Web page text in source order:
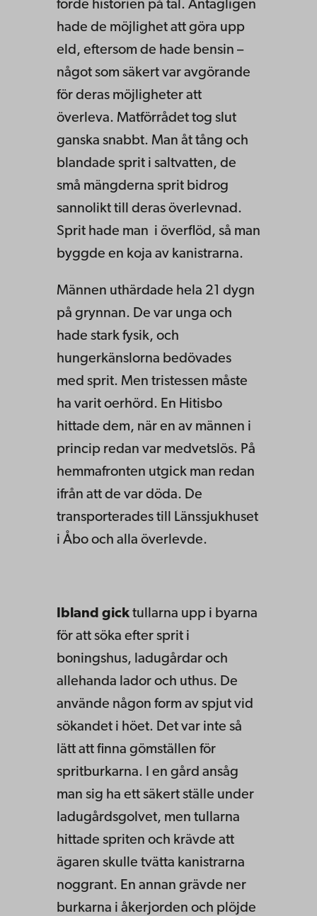
förde historien på tal. Antagligen
hade de möjlighet att göra upp
eld, eftersom de hade bensin –
något som säkert var avgörande
för deras möjligheter att
överleva. Matförrådet tog slut
ganska snabbt. Man åt tång och
blandade sprit i saltvatten, de
små mängderna sprit bidrog
sannolikt till deras överlevnad.
Sprit hade man i överflöd, så man
byggde en koja av kanistrarna.
Männen uthärdade hela 21 dygn
på grynnan. De var unga och
hade stark fysik, och
hungerkänslorna bedövades
med sprit. Men tristessen måste
ha varit oerhörd. En Hitisbo
hittade dem, när en av männen i
princip redan var medvetslös. På
hemmafronten utgick man redan
ifrån att de var döda. De
transporterades till Länssjukhuset
i Åbo och alla överlevde.
Ibland gick tullarna upp i byarna
för att söka efter sprit i
boningshus, ladugårdar och
allehanda lador och uthus. De
använde någon form av spjut vid
sökandet i höet. Det var inte så
lätt att finna gömställen för
spritburkarna. I en gård ansåg
man sig ha ett säkert ställe under
ladugårdsgolvet, men tullarna
hittade spriten och krävde att
ägaren skulle tvätta kanistrarna
noggrant. En annan grävde ner
burkarna i åkerjorden och plöjde